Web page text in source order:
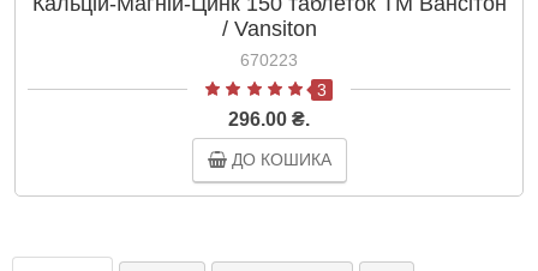
/ Vansiton
670223
3
296.00 ₴.
ДО КОШИКА